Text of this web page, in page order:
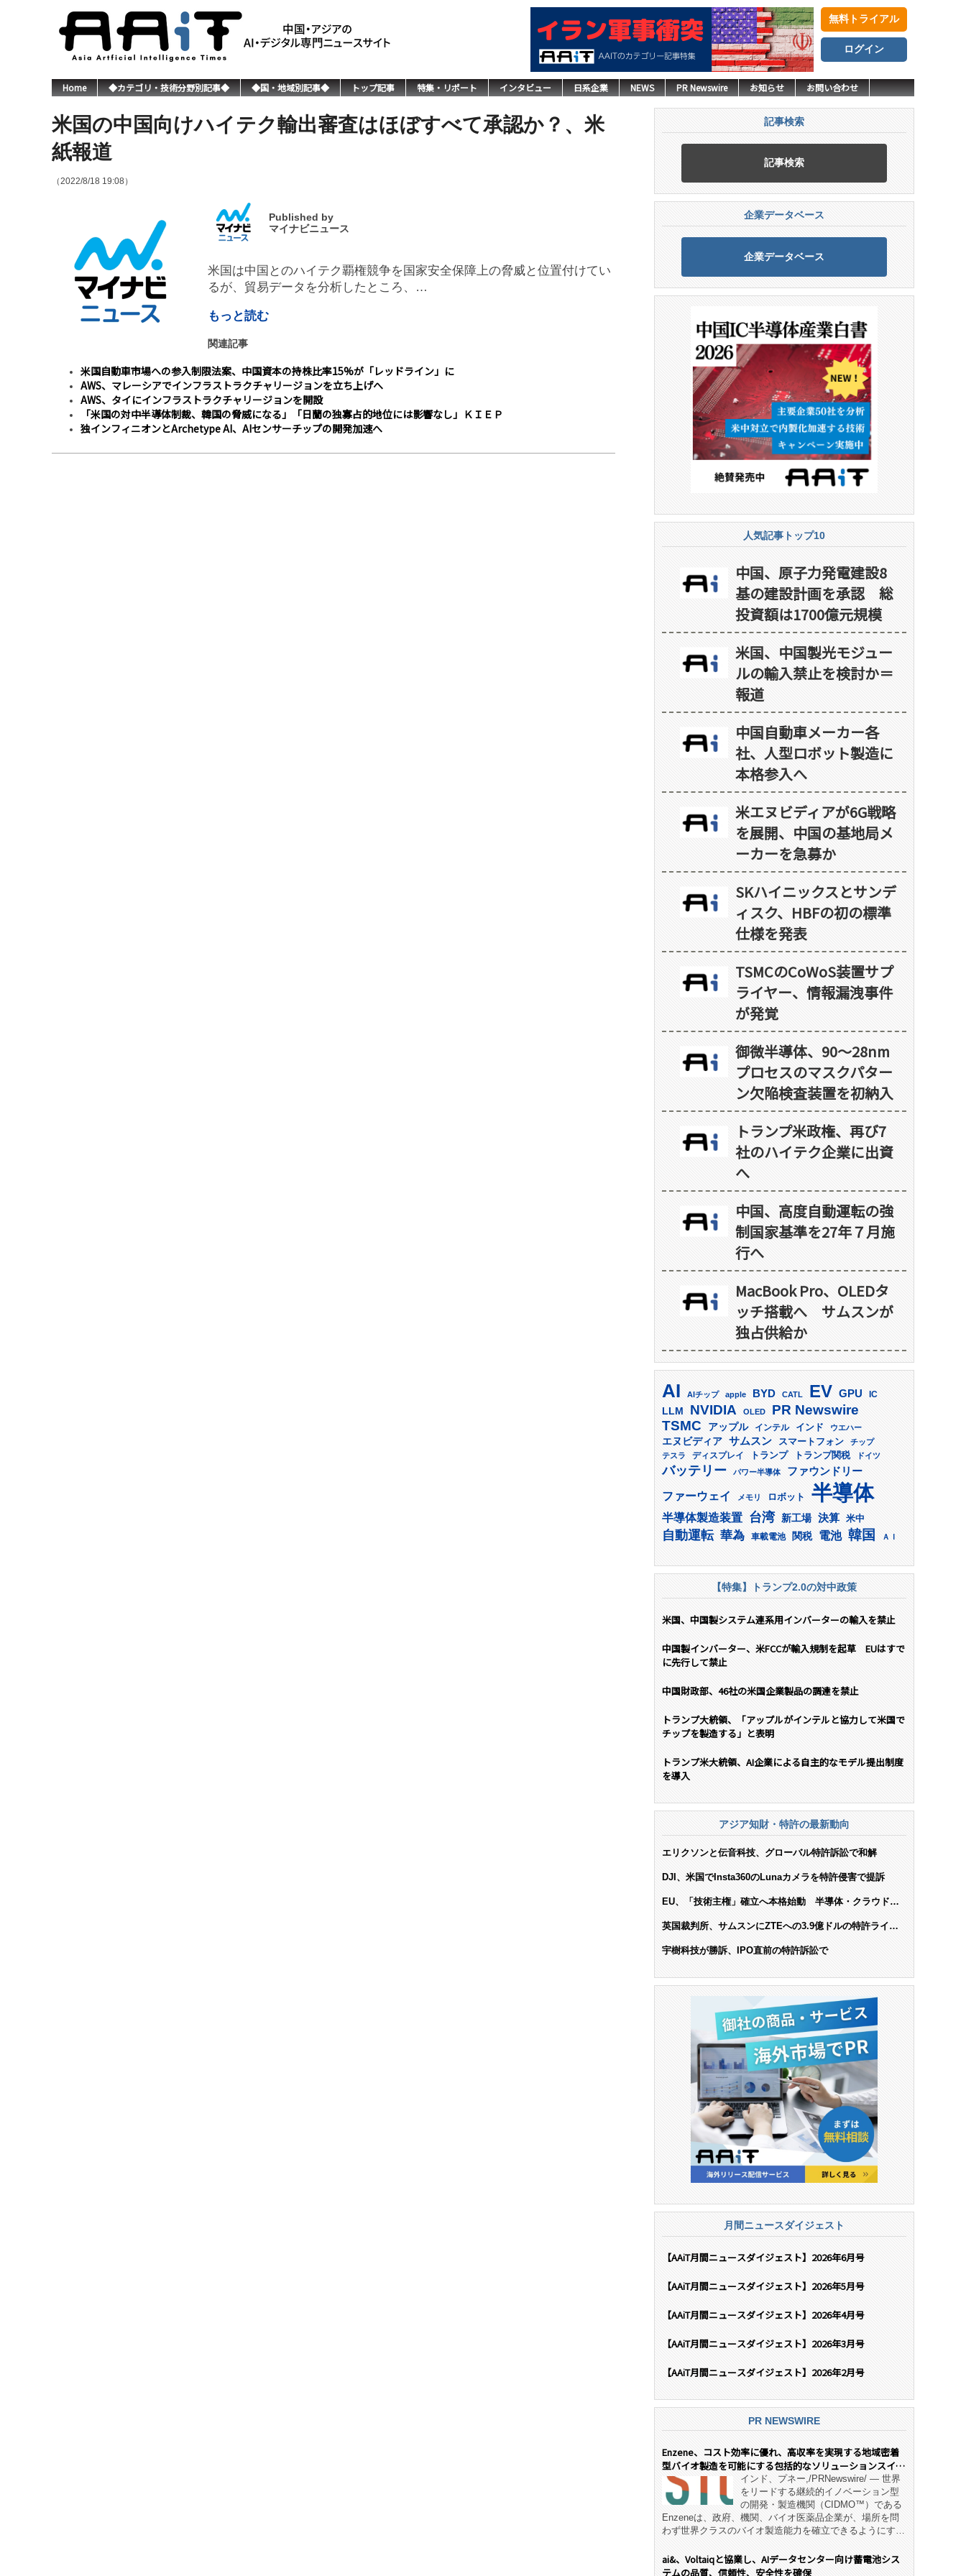
無料トライアル
ログイン
Home ◆カテゴリ・技術分野別記事◆ ◆国・地域別記事◆ トップ記事 特集・リポート インタビュー 日系企業 NEWS PR Newswire お知らせ お問い合わせ
米国の中国向けハイテク輸出審査はほぼすべて承認か？、米
紙報道
（2022/8/18 19:08）
Published by
マイナビニュース
米国は中国とのハイテク覇権競争を国家安全保障上の脅威と位置付けてい
るが、貿易データを分析したところ、…
もっと読む
関連記事
米国自動車市場への参入制限法案、中国資本の持株比率15%が「レッドライン」に
AWS、マレーシアでインフラストラクチャリージョンを立ち上げへ
AWS、タイにインフラストラクチャリージョンを開設
「米国の対中半導体制裁、韓国の脅威になる」「日蘭の独寡占的地位には影響なし」ＫＩＥＰ
独インフィニオンとArchetype AI、AIセンサーチップの開発加速へ
記事検索
記事検索
企業データベース
企業データベース
人気記事トップ10
中国、原子力発電建設8
基の建設計画を承認 総
投資額は1700億元規模
米国、中国製光モジュー
ルの輸入禁止を検討か＝
報道
中国自動車メーカー各
社、人型ロボット製造に
本格参入へ
米エヌビディアが6G戦略
を展開、中国の基地局メ
ーカーを急募か
SKハイニックスとサンデ
ィスク、HBFの初の標準
仕様を発表
TSMCのCoWoS装置サプ
ライヤー、情報漏洩事件
が発覚
御微半導体、90～28nm
プロセスのマスクパター
ン欠陥検査装置を初納入
トランプ米政権、再び7
社のハイテク企業に出資
へ
中国、高度自動運転の強
制国家基準を27年７月施
行へ
MacBook Pro、OLEDタ
ッチ搭載へ サムスンが
独占供給か
AI AIチップ apple BYD CATL EV GPU IC
LLM NVIDIA OLED PR Newswire
TSMC アップル インテル インド ウエハー
エヌビディア サムスン スマートフォン
チップ
テスラ
ディスプレイ トランプ トランプ関税 ドイツ
バッテリー パワー半導体 ファウンドリー
ファーウェイ メモリ ロボット 半導体
半導体製造装置 台湾 新工場 決算 米中
自動運転 華為 車載電池 関税 電池 韓国 ＡＩ
【特集】トランプ2.0の対中政策
米国、中国製システム連系用インバーターの輸入を禁止
中国製インバーター、米FCCが輸入規制を起草 EUはすで
に先行して禁止
中国財政部、46社の米国企業製品の調達を禁止
トランプ大統領、「アップルがインテルと協力して米国で
チップを製造する」と表明
トランプ米大統領、AI企業による自主的なモデル提出制度
を導入
アジア知財・特許の最新動向
エリクソンと伝音科技、グローバル特許訴訟で和解
DJI、米国でInsta360のLunaカメラを特許侵害で提訴
EU、「技術主権」確立へ本格始動 半導体・クラウド・
英国裁判所、サムスンにZTEへの3.9億ドルの特許ライセ
宇樹科技が勝訴、IPO直前の特許訴訟で
月間ニュースダイジェスト
【AAiT月間ニュースダイジェスト】2026年6月号
【AAiT月間ニュースダイジェスト】2026年5月号
【AAiT月間ニュースダイジェスト】2026年4月号
【AAiT月間ニュースダイジェスト】2026年3月号
【AAiT月間ニュースダイジェスト】2026年2月号
PR NEWSWIRE
Enzene、コスト効率に優れ、高収率を実現する地域密着
型バイオ製造を可能にする包括的なソリューションスイー
ト「NeX™」 をリリースインド、プネー,/PRNewswire/ — 世界
をリードする継続的イノベーション型
の開発・製造機関（CIDMO™）である
Enzeneは、政府、機関、バイオ医薬品企業が、場所を問
わず世界クラスのバイオ製造能力を確立できるようにす
デル「NeX™」の立ち上げを発表しました。 同社の実績
あるEnzeneX® fully‑connected continuous
ai&、Voltaiqと協業し、AIデータセンター向け蓄電池シス
テムの品質、信頼性、安全性を確保